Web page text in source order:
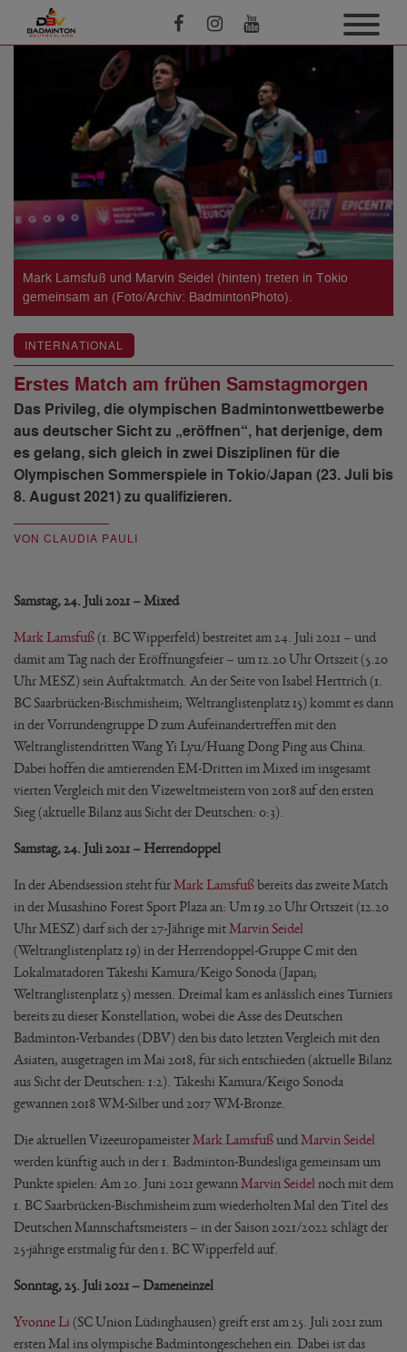
Mark Lamsfuß und Marvin Seidel (hinten) treten in Tokio
gemeinsam an (Foto/Archiv: BadmintonPhoto).
INTERNATIONAL
Erstes Match am frühen Samstagmorgen
Das Privileg, die olympischen Badmintonwettbewerbe
aus deutscher Sicht zu „eröffnen“, hat derjenige, dem
es gelang, sich gleich in zwei Disziplinen für die
Olympischen Sommerspiele in Tokio/Japan (23. Juli bis
8. August 2021) zu qualifizieren.
VON CLAUDIA PAULI
Samstag, 24. Juli 2021 – Mixed
Mark Lamsfuß(1. BC Wipperfeld) bestreitet am 24. Juli 2021 – und
damit am Tag nach der Eröffnungsfeier – um 12.20 Uhr Ortszeit (5.20
Uhr MESZ) sein Auftaktmatch. An der Seite von Isabel Herttrich (1.
BC Saarbrücken-Bischmisheim; Weltranglistenplatz 15) kommt es dann
in der Vorrundengruppe D zum Aufeinandertreffen mit den
Weltranglistendritten Wang Yi Lyu/Huang Dong Ping aus China.
Dabei hoffen die amtierenden EM-Dritten im Mixed im insgesamt
vierten Vergleich mit den Vizeweltmeistern von 2018 auf den ersten
Sieg (aktuelle Bilanz aus Sicht der Deutschen: 0:3).
Samstag, 24. Juli 2021 – Herrendoppel
In der Abendsession steht fürMark Lamsfußbereits das zweite Match
in der Musashino Forest Sport Plaza an: Um 19.20 Uhr Ortszeit (12.20
Uhr MESZ) darf sich der 27-Jährige mitMarvin Seidel
(Weltranglistenplatz 19) in der Herrendoppel-Gruppe C mit den
Lokalmatadoren Takeshi Kamura/Keigo Sonoda (Japan;
Weltranglistenplatz 5) messen. Dreimal kam es anlässlich eines Turniers
bereits zu dieser Konstellation, wobei die Asse des Deutschen
Badminton-Verbandes (DBV) den bis dato letzten Vergleich mit den
Asiaten, ausgetragen im Mai 2018, für sich entschieden (aktuelle Bilanz
aus Sicht der Deutschen: 1:2). Takeshi Kamura/Keigo Sonoda
gewannen 2018 WM-Silber und 2017 WM-Bronze.
Die aktuellen VizeeuropameisterMark LamsfußundMarvin Seidel
werden künftig auch in der 1. Badminton-Bundesliga gemeinsam um
Punkte spielen: Am 20. Juni 2021 gewann Marvin Seidel noch mit dem
1. BC Saarbrücken-Bischmisheim zum wiederholten Mal den Titel des
Deutschen Mannschaftsmeisters – in der Saison 2021/2022 schlägt der
25-jährige erstmalig für den 1. BC Wipperfeld auf.
Sonntag, 25. Juli 2021 – Dameneinzel
Yvonne Li (SC Union Lüdinghausen) greift erst am 25. Juli 2021 zum
ersten Mal ins olympische Badmintongeschehen ein. Dabei ist das